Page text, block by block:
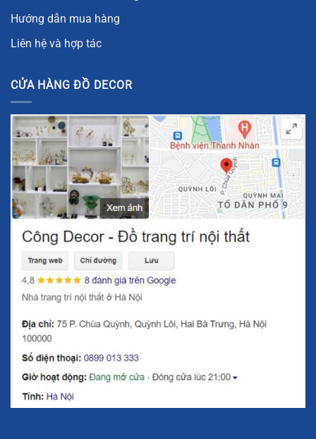
Hướng dẫn mua hàng
Liên hệ và hợp tác
CỬA HÀNG ĐỒ DECOR